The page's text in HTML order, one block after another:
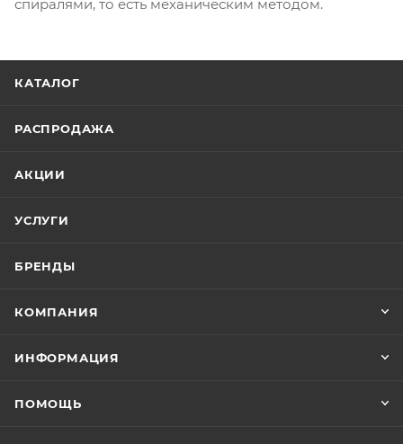
спиралями, то есть механическим методом.
КАТАЛОГ
РАСПРОДАЖА
АКЦИИ
УСЛУГИ
БРЕНДЫ
КОМПАНИЯ
ИНФОРМАЦИЯ
ПОМОЩЬ